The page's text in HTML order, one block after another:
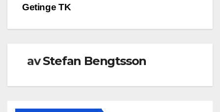
Getinge TK
avStefan Bengtsson